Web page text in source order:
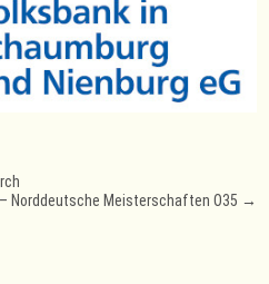
Norddeutsche Meisterschaften O35 →